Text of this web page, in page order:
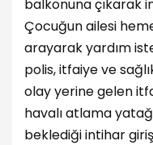
balkonuna çıkarak
Çocuğun ailesi
arayarak yardım
polis, itfaiye ve
olay yerine gelen
havalı atlama
beklediği intihar